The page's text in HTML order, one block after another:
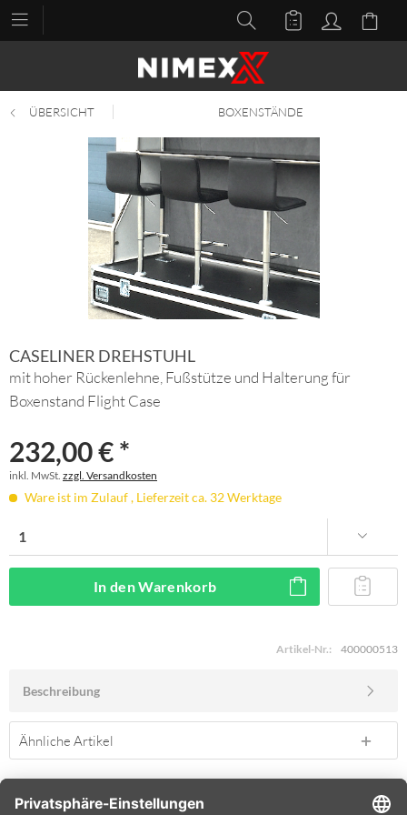
ÜBERSICHT BOXENSTÄNDE
CASELINER DREHSTUHL
mit hoher Rückenlehne, Fußstütze und Halterung für
Boxenstand Flight Case
232,00 € *
inkl. MwSt. zzgl. Versandkosten
Ware ist im Zulauf , Lieferzeit ca. 32 Werktage
In denWarenkorb
Artikel-Nr.: 400000513
Beschreibung
Ähnliche Artikel
SERVICE HOTLINE